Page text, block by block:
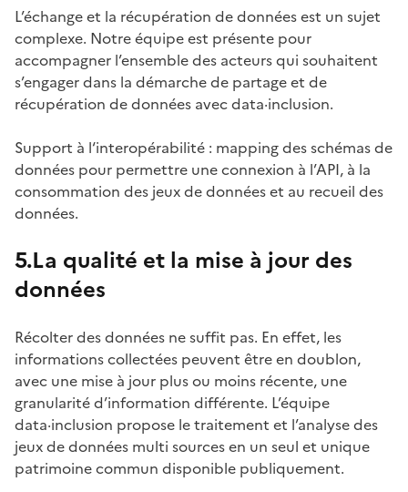
L’échange et la récupération de données est un sujet
complexe. Notre équipe est présente pour
accompagner l’ensemble des acteurs qui souhaitent
s’engager dans la démarche de partage et de
récupération de données avec data·inclusion.
Support à l‘interopérabilité : mapping des schémas de
données pour permettre une connexion à l’API, à la
consommation des jeux de données et au recueil des
données.
5.La qualité et la mise à jour des
données
Récolter des données ne suffit pas. En effet, les
informations collectées peuvent être en doublon,
avec une mise à jour plus ou moins récente, une
granularité d’information différente. L’équipe
data·inclusion propose le traitement et l’analyse des
jeux de données multi sources en un seul et unique
patrimoine commun disponible publiquement.